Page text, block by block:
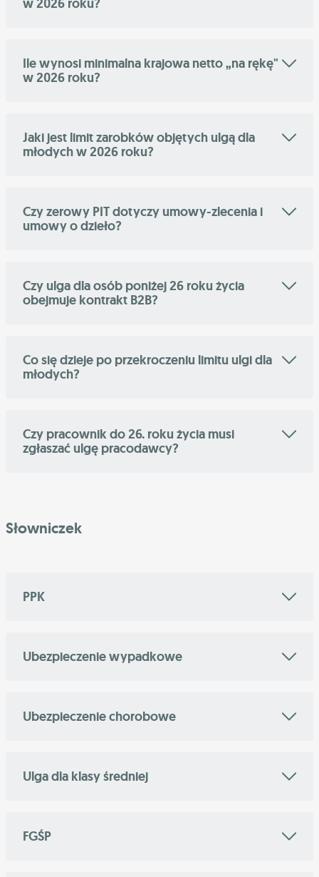
w 2026 roku?
Ile wynosi minimalna krajowa netto „na rękę"
w 2026 roku?
Jaki jest limit zarobków objętych ulgą dla
młodych w 2026 roku?
Czy zerowy PIT dotyczy umowy-zlecenia i
umowy o dzieło?
Czy ulga dla osób poniżej 26 roku życia
obejmuje kontrakt B2B?
Co się dzieje po przekroczeniu limitu ulgi dla
młodych?
Czy pracownik do 26. roku życia musi
zgłaszać ulgę pracodawcy?
Słowniczek
PPK
Ubezpieczenie wypadkowe
Ubezpieczenie chorobowe
Ulga dla klasy średniej
FGŚP